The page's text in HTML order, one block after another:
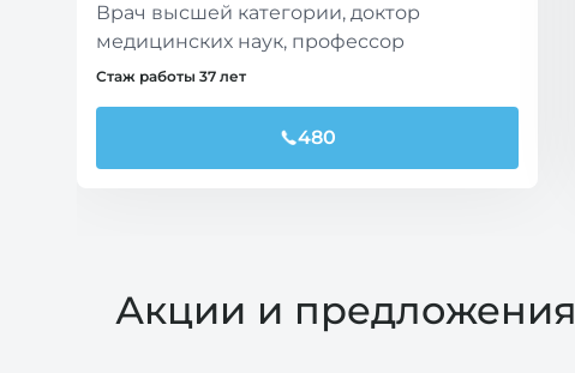
Врач высшей категории, доктор
медицинских наук, профессор
Стаж работы 37 лет
480
Акции и предложения